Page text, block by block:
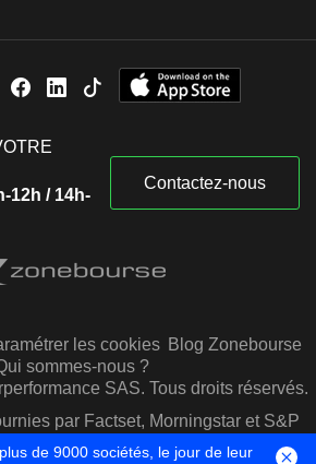
12h / 14h-
Contactez-nous
les cookies Blog Zonebourse
sommes-nous ?
SAS. Tous droits réservés.
par Factset, Morningstar et S&P
Capital IQ
de 9000 sociétés, le jour de leur